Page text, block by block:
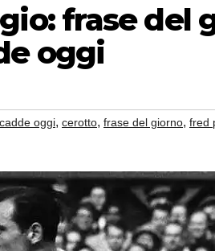
frase del
oggi
oggi, cerotto, frase del giorno, fred